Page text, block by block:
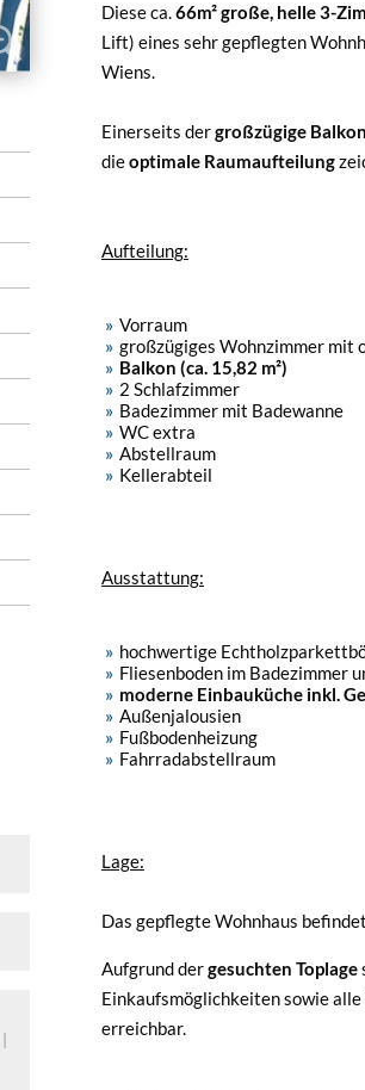
Diese ca.66m² große, helle 3-
Lift) eines sehr gepflegten
Wiens.
Einerseits dergroßzügige
dieoptimale Raumaufteilung
Aufteilung:
Vorraum
großzügiges Wohnzimmer mit
Balkon (ca. 15,82 m²)
2 Schlafzimmer
Badezimmer mit Badewanne
WC extra
Abstellraum
Kellerabteil
Ausstattung:
hochwertige
Fliesenboden im Badezimmer
moderne Einbauküche inkl.
Außenjalousien
Fußbodenheizung
Fahrradabstellraum
Lage:
Das gepflegte Wohnhaus
Aufgrund dergesuchten Toplage
Einkaufsmöglichkeiten sowie
erreichbar.